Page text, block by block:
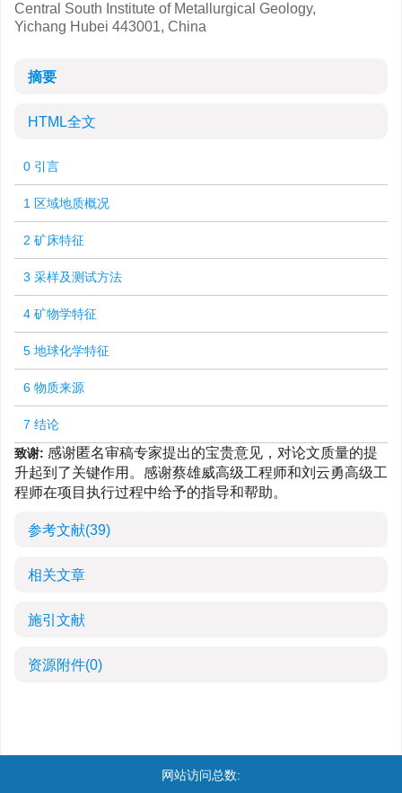
Central South Institute of Metallurgical Geology,
Yichang Hubei 443001, China
摘要
HTML全文
0 引言
1 区域地质概况
2 矿床特征
3 采样及测试方法
4 矿物学特征
5 地球化学特征
6 物质来源
7 结论
致谢: 感谢匿名审稿专家提出的宝贵意见，对论文质量的提
升起到了关键作用。感谢蔡雄威高级工程师和刘云勇高级工
程师在项目执行过程中给予的指导和帮助。
参考文献(39)
相关文章
施引文献
资源附件(0)
网站访问总数: